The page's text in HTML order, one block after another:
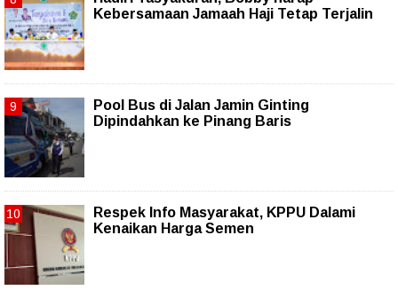
Kebersamaan Jamaah Haji Tetap Terjalin
Pool Bus di Jalan Jamin Ginting
Dipindahkan ke Pinang Baris
Respek Info Masyarakat, KPPU Dalami
Kenaikan Harga Semen